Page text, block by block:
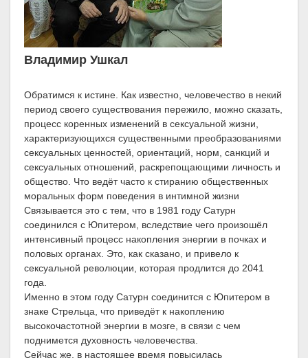
Владимир Ушкал
Обратимся к истине. Как известно, человечество в некий
период своего существования пережило, можно сказать,
процесс коренных изменений в сексуальной жизни,
характеризующихся существенными преобразованиями
сексуальных ценностей, ориентаций, норм, санкций и
сексуальных отношений, раскрепощающими личность и
общество. Что ведёт часто к стиранию общественных
моральных форм поведения в интимной жизни
Связывается это с тем, что в 1981 году Сатурн
соединился с Юпитером, вследствие чего произошёл
интенсивный процесс накопления энергии в почках и
половых органах. Это, как сказано, и привело к
сексуальной революции, которая продлится до 2041
года.
Именно в этом году Сатурн соединится с Юпитером в
знаке Стрельца, что приведёт к накоплению
высокочастотной энергии в мозге, в связи с чем
поднимется духовность человечества.
Сейчас же, в настоящее время повысилась